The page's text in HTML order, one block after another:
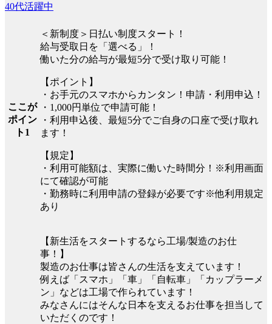
40代活躍中
ここが
ポイン
ト1
＜新制度＞日払い制度スタート！
給与受取日を「選べる」！
働いた分の給与が最短5分で受け取り可能！
【ポイント】
・お手元のスマホからカンタン！申請・利用申込！
・1,000円単位で申請可能！
・利用申込後、最短5分でご自身の口座で受け取れ
ます！
【規定】
・利用可能額は、実際に働いた時間分！※利用画面
にて確認が可能
・勤務時に利用申請の登録が必要です※他利用規定
あり
【新生活をスタートするなら工場/製造のお仕
事！】
製造のお仕事は皆さんの生活を支えています！
例えば「スマホ」「車」「自転車」「カップラーメ
ン」などは工場で作られています！
みなさんにはそんな日本を支えるお仕事を担当して
いただくのです！